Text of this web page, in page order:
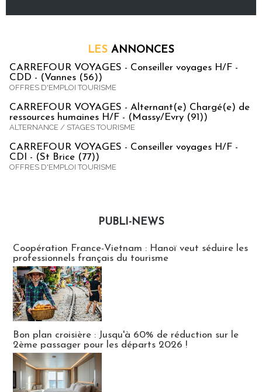
LES ANNONCES
CARREFOUR VOYAGES - Conseiller voyages H/F -
CDD - (Vannes (56))
OFFRES D'EMPLOI TOURISME
CARREFOUR VOYAGES - Alternant(e) Chargé(e) de
ressources humaines H/F - (Massy/Evry (91))
ALTERNANCE / STAGES TOURISME
CARREFOUR VOYAGES - Conseiller voyages H/F -
CDI - (St Brice (77))
OFFRES D'EMPLOI TOURISME
PUBLI-NEWS
Coopération France-Vietnam : Hanoï veut séduire les
professionnels français du tourisme
Bon plan croisière : Jusqu'à 60% de réduction sur le
2ème passager pour les départs 2026 !